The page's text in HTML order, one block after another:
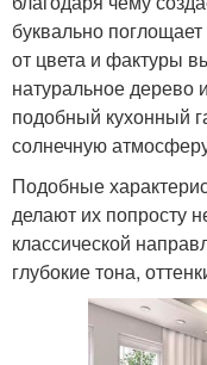
буквально
от цвета и фактуры
натуральное дерево
подобный кухонный
солнечную
Подобные
делают их попросту
классической
глубокие тона,